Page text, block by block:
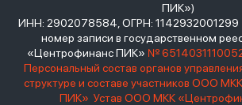
ПИК»)
ИНН: 2902078584, ОГРН: 1142932001299
номер записи в государственном
«Центрофинанс ПИК» №
Персональный состав органов
структуре и составе участников ООО
ПИК» Устав ООО МКК